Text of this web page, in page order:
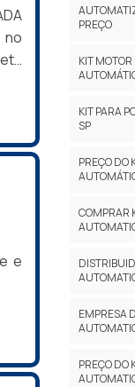
no
de
e
PREÇO
KIT
KIT PARA
SP
PREÇO DO
COMPRAR
EMPRESA
PREÇO DO